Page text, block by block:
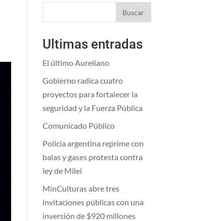
Buscar
Ultimas entradas
El último Aureliano
Gobierno radica cuatro
proyectos para fortalecer la
seguridad y la Fuerza Pública
Comunicado Público
Policía argentina reprime con
balas y gases protesta contra
ley de Milei
MinCulturas abre tres
invitaciones públicas con una
inversión de $920 millones